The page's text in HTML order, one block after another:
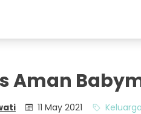
Aman
11 May 2021 Keluarga